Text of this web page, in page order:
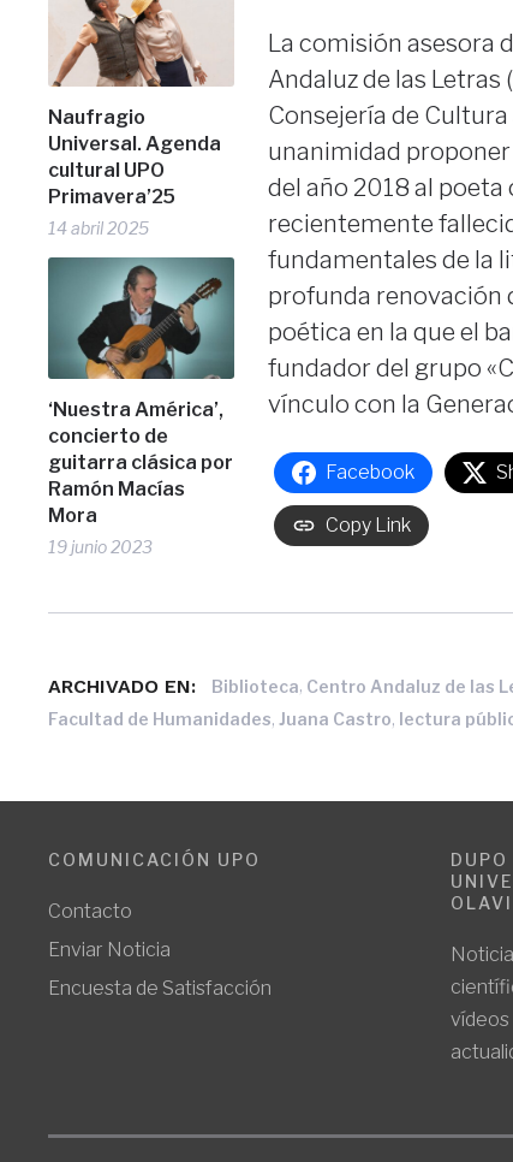
Naufragio
Universal. Agenda
cultural UPO
Primavera’25
14 abril 2025
‘Nuestra América’,
concierto de
guitarra clásica por
Ramón Macías
Mora
19 junio 2023
La comisión asesora
Andaluz de las Letras
Consejería de
unanimidad
del año 2018 al poeta
recientemente
fundamentales de la
profunda renovación
poética en la que el
fundador del grupo
vínculo con la
Facebook
Copy Link
ARCHIVADO EN: Biblioteca, Centro Andaluz de las
Facultad de Humanidades,Juana Castro, lectura
COMUNICACIÓN UPO
Contacto
Enviar Noticia
Encuesta de Satisfacción
vídeos